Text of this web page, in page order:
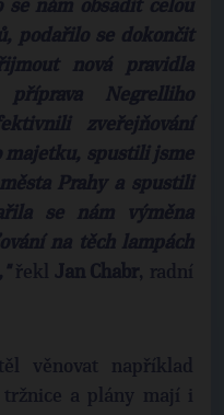
se nám obsadit celou
podařilo se dokončit
nová pravidla
Negrelliho
zveřejňování
majetku, spustili jsme
Prahy a spustili
se nám výměna
na těch lampách
řekl Jan Chabr, radní
věnovat například
tržnice a plány mají i